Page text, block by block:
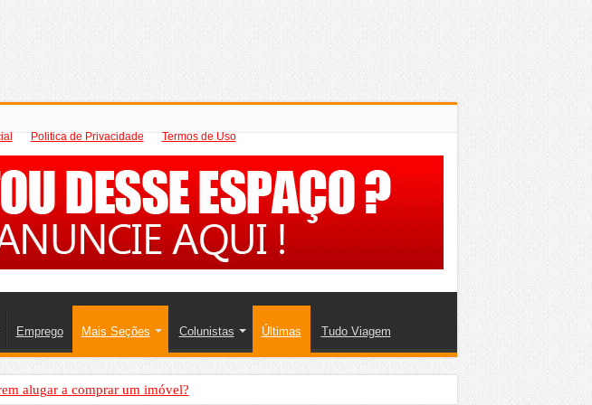
Politica de Privacidade Termos de Uso
Emprego Mais Seções Colunistas Últimas Tudo Viagem
alugar a comprar um imóvel?